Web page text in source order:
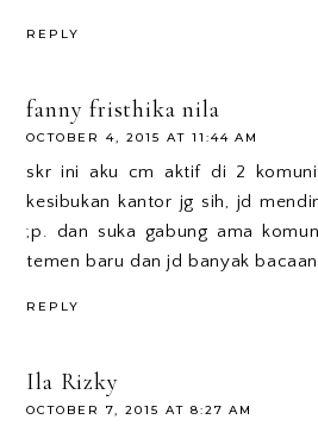
REPLY
fanny fristhika nila
OCTOBER 4, 2015 AT 11:44 AM
skr ini aku cm aktif di 2
kesibukan kantor jg sih, jd
;p. dan suka gabung ama
temen baru dan jd banyak
REPLY
Ila Rizky
OCTOBER 7, 2015 AT 8:27 AM